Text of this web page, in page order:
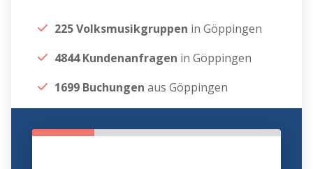
225 Volksmusikgruppen in Göppingen
4844 Kundenanfragen in Göppingen
1699 Buchungen aus Göppingen